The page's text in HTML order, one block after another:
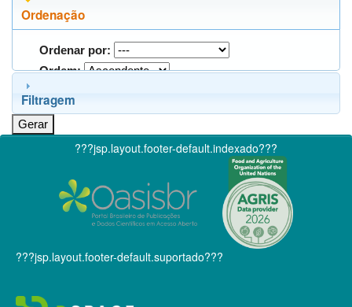
Ordenação
Ordenar por:
Ordem:
Filtragem
???jsp.layout.footer-default.indexado???
???jsp.layout.footer-default.suportado???